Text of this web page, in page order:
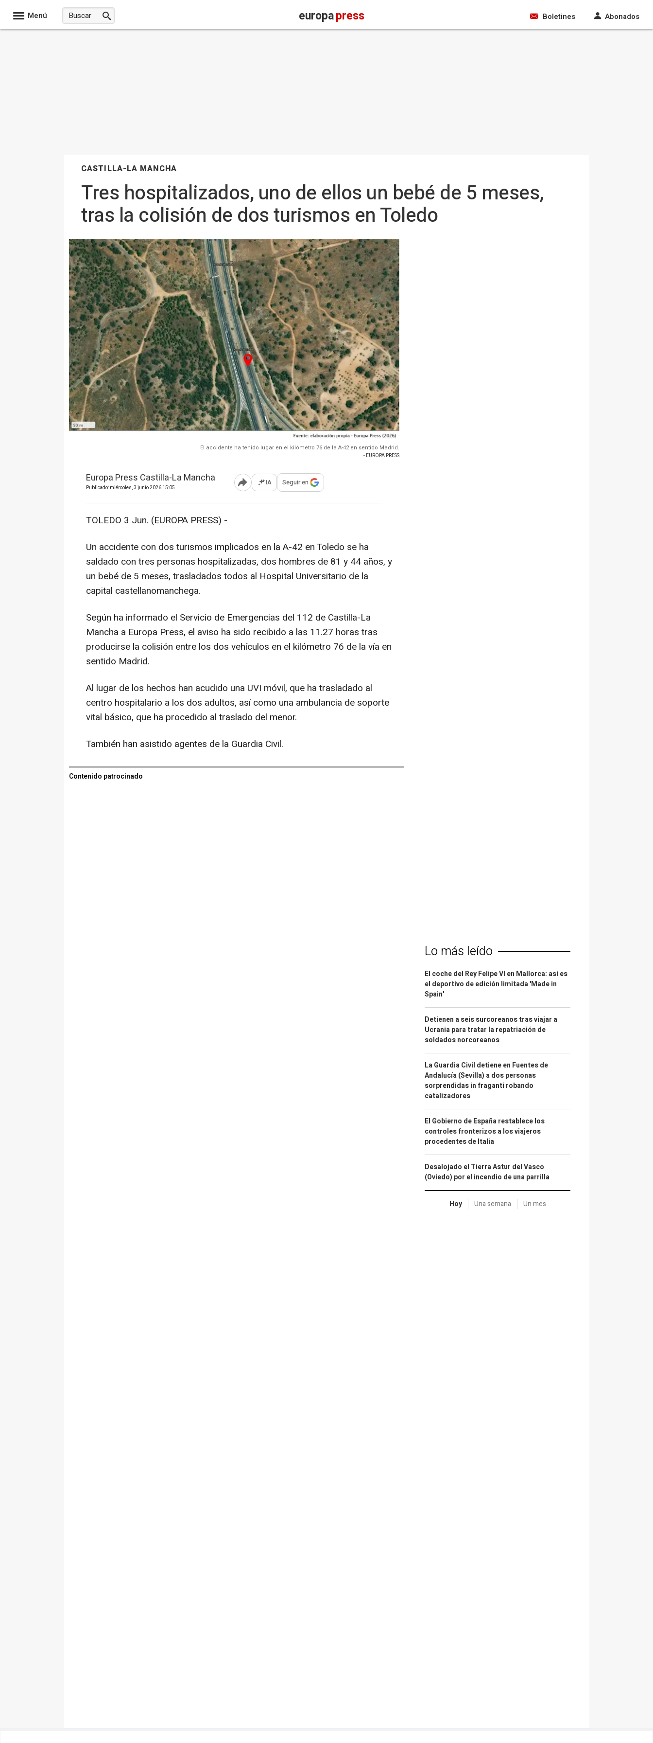
Menú europapress Boletines Abonados
CASTILLA-LA MANCHA
Tres hospitalizados, uno de ellos un bebé de 5 meses,
tras la colisión de dos turismos en Toledo
El accidente ha tenido lugar en el kilómetro 76 de la A-42 en sentido Madrid.
- EUROPA PRESS
Europa Press Castilla-La Mancha
Publicado: miércoles, 3 junio 2026 15:05 Abrir opciones para compartir
IA Seguir en
TOLEDO 3 Jun. (EUROPA PRESS) -
Un accidente con dos turismos implicados en la A-42 en Toledo se ha
saldado con tres personas hospitalizadas, dos hombres de 81 y 44 años, y
un bebé de 5 meses, trasladados todos al Hospital Universitario de la
capital castellanomanchega.
Según ha informado el Servicio de Emergencias del 112 de Castilla-La
Mancha a Europa Press, el aviso ha sido recibido a las 11.27 horas tras
producirse la colisión entre los dos vehículos en el kilómetro 76 de la vía en
sentido Madrid.
Al lugar de los hechos han acudido una UVI móvil, que ha trasladado al
centro hospitalario a los dos adultos, así como una ambulancia de soporte
vital básico, que ha procedido al traslado del menor.
También han asistido agentes de la Guardia Civil.
Contenido patrocinado
Lo más leído
El coche del Rey Felipe VI en Mallorca: así es
el deportivo de edición limitada 'Made in
Spain'
Detienen a seis surcoreanos tras viajar a
Ucrania para tratar la repatriación de
soldados norcoreanos
La Guardia Civil detiene en Fuentes de
Andalucía (Sevilla) a dos personas
sorprendidas in fraganti robando
catalizadores
El Gobierno de España restablece los
controles fronterizos a los viajeros
procedentes de Italia
Desalojado el Tierra Astur del Vasco
(Oviedo) por el incendio de una parrilla
Hoy Una semana Un mes